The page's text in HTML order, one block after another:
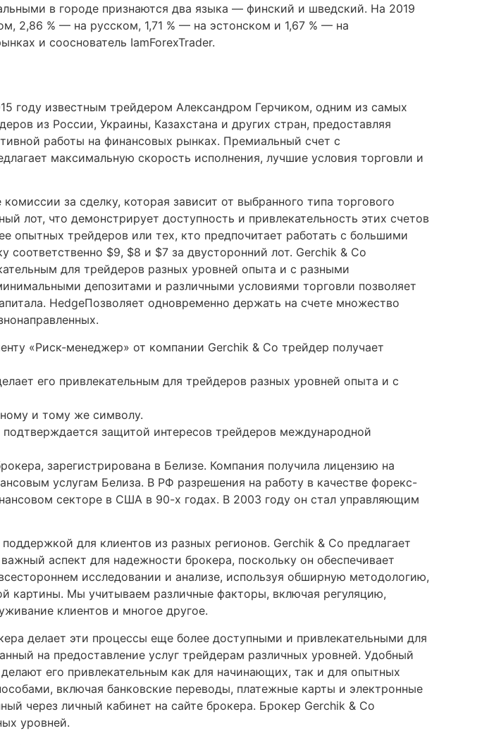
в городе признаются два языка — финский и шведский. На 2019
2,86 % — на русском, 1,71 % — на эстонском и 1,67 % — на
и сооснователь IamForexTrader.
году известным трейдером Александром Герчиком, одним из самых
из России, Украины, Казахстана и других стран, предоставляя
работы на финансовых рынках. Премиальный cчет с
максимальную скорость исполнения, лучшие условия торговли и
за сделку, которая зависит от выбранного типа торгового
лот, что демонстрирует доступность и привлекательность этих счетов
опытных трейдеров или тех, кто предпочитает работать с большими
$9, $8 и $7 за двусторонний лот. Gerchik & Co
для трейдеров разных уровней опыта и с разными
депозитами и различными условиями торговли позволяет
HedgeПозволяет одновременно держать на счете множество
«Риск-менеджер» от компании Gerchik & Co трейдер получает
его привлекательным для трейдеров разных уровней опыта и с
и тому же символу.
защитой интересов трейдеров международной
зарегистрирована в Белизе. Компания получила лицензию на
услугам Белиза. В РФ разрешения на работу в качестве форекс-
секторе в США в 90-х годах. В 2003 году он стал управляющим
для клиентов из разных регионов. Gerchik & Co предлагает
аспект для надежности брокера, поскольку он обеспечивает
исследовании и анализе, используя обширную методологию,
картины. Мы учитываем различные факторы, включая регуляцию,
клиентов и многое другое.
делает эти процессы еще более доступными и привлекательными для
на предоставление услуг трейдерам различных уровней. Удобный
его привлекательным как для начинающих, так и для опытных
включая банковские переводы, платежные карты и электронные
через личный кабинет на сайте брокера. Брокер Gerchik & Co
уровней.